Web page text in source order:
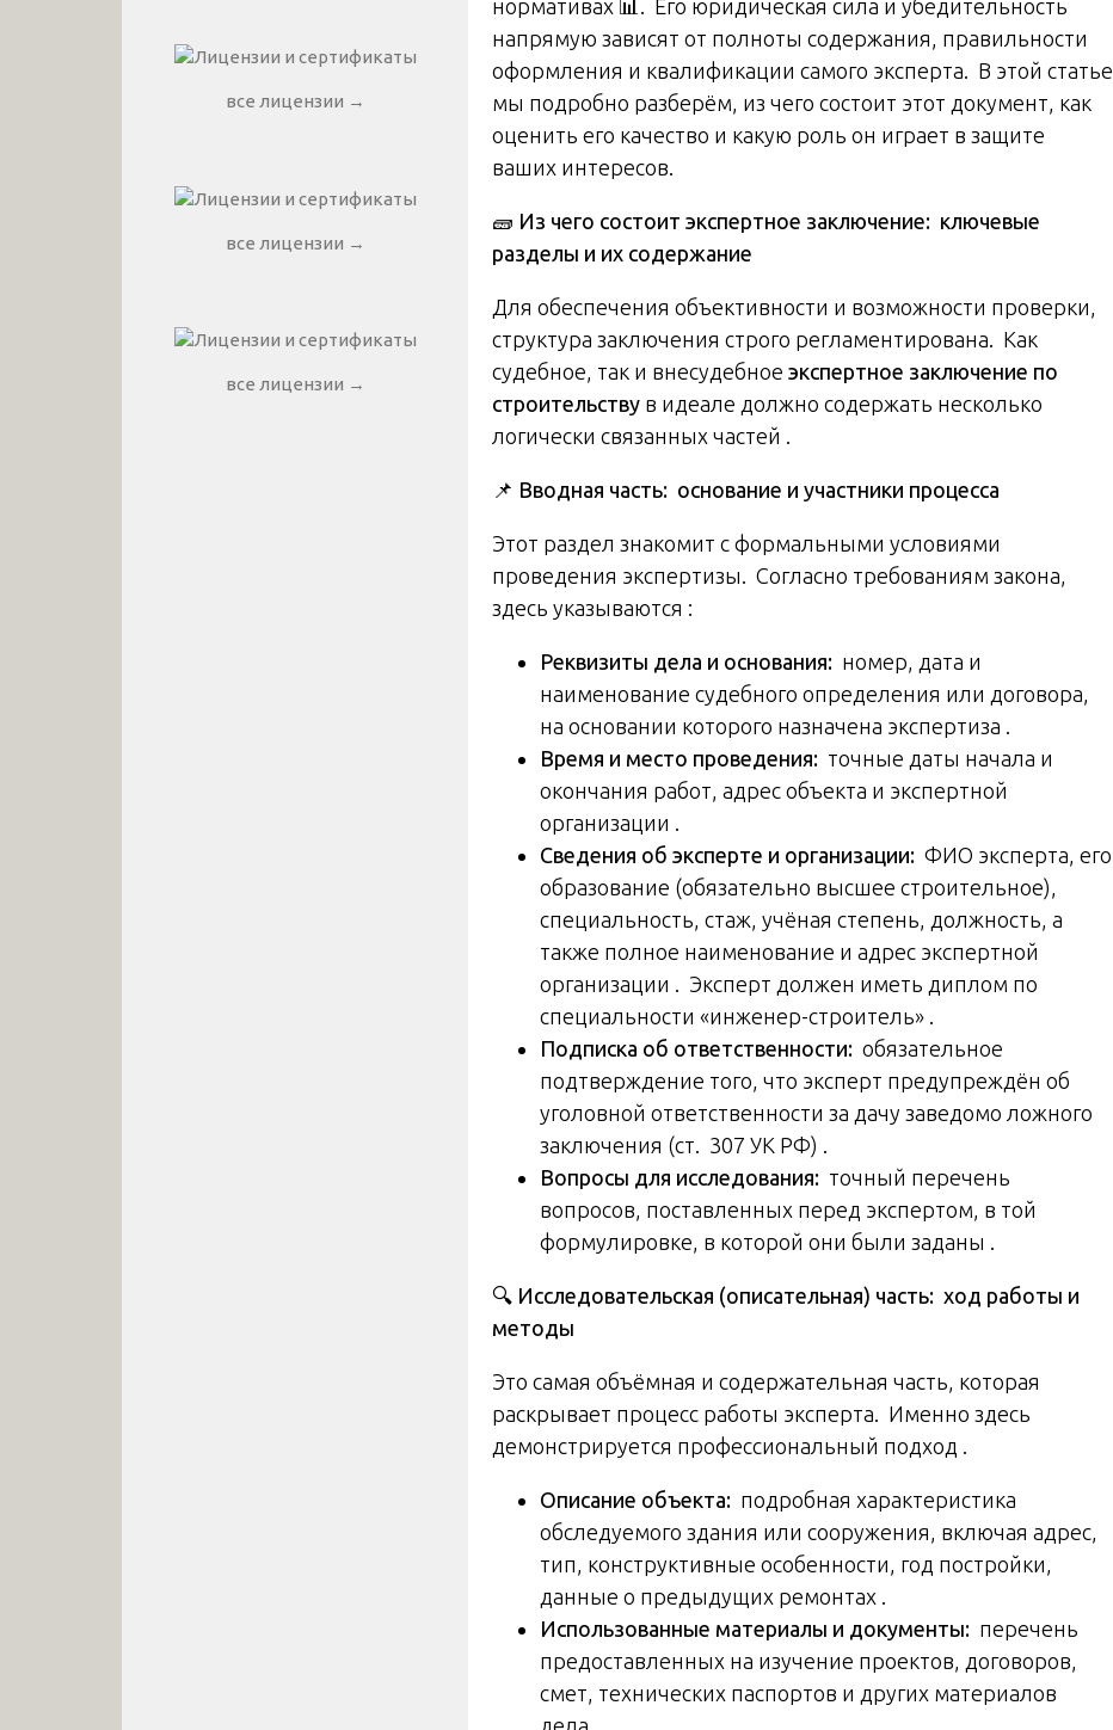
нормативах 📊. Его юридическая сила и убедительность
напрямую зависят от полноты содержания, правильности
оформления и квалификации самого эксперта. В этой статье
мы подробно разберём, из чего состоит этот документ, как
оценить его качество и какую роль он играет в защите
ваших интересов.
🧱 Из чего состоит экспертное заключение: ключевые
разделы и их содержание
Для обеспечения объективности и возможности проверки,
структура заключения строго регламентирована. Как
судебное, так и внесудебное экспертное заключение по
строительству в идеале должно содержать несколько
логически связанных частей .
📌 Вводная часть: основание и участники процесса
Этот раздел знакомит с формальными условиями
проведения экспертизы. Согласно требованиям закона,
здесь указываются :
Реквизиты дела и основания: номер, дата и
наименование судебного определения или договора,
на основании которого назначена экспертиза .
Время и место проведения: точные даты начала и
окончания работ, адрес объекта и экспертной
организации .
Сведения об эксперте и организации: ФИО эксперта, его
образование (обязательно высшее строительное),
специальность, стаж, учёная степень, должность, а
также полное наименование и адрес экспертной
организации . Эксперт должен иметь диплом по
специальности «инженер-строитель» .
Подписка об ответственности: обязательное
подтверждение того, что эксперт предупреждён об
уголовной ответственности за дачу заведомо ложного
заключения (ст. 307 УК РФ) .
Вопросы для исследования: точный перечень
вопросов, поставленных перед экспертом, в той
формулировке, в которой они были заданы .
🔍 Исследовательская (описательная) часть: ход работы и
методы
Это самая объёмная и содержательная часть, которая
раскрывает процесс работы эксперта. Именно здесь
демонстрируется профессиональный подход .
Описание объекта: подробная характеристика
обследуемого здания или сооружения, включая адрес,
тип, конструктивные особенности, год постройки,
данные о предыдущих ремонтах .
Использованные материалы и документы: перечень
предоставленных на изучение проектов, договоров,
смет, технических паспортов и других материалов
дела .
все лицензии →
все лицензии →
все лицензии →